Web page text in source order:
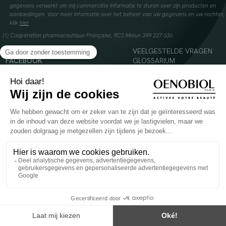
gegevens verwerkt om mij commerciële informatie te sturen over zijn producten en
aanbiedingen. Voor meer informatie over het beheer van uw gegevens en uw rechten,
klik hier
(1) Coopération pharmaceutique Française, RCS Melun 399 227 636
INSTAGRAM
FACEBOOK
YOUTUBE
VEELGESTELDE VRAGEN
GLOSSARIUM
© 2024 Oenobiol Paris
Voedingssupplement dat moet worden geconsumeerd als onderdeel van een gevarieerde,
overschrijden. Enkel voor volwassenen, buiten het bereik van kinderen houden.